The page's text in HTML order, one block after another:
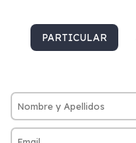
PARTICULAR